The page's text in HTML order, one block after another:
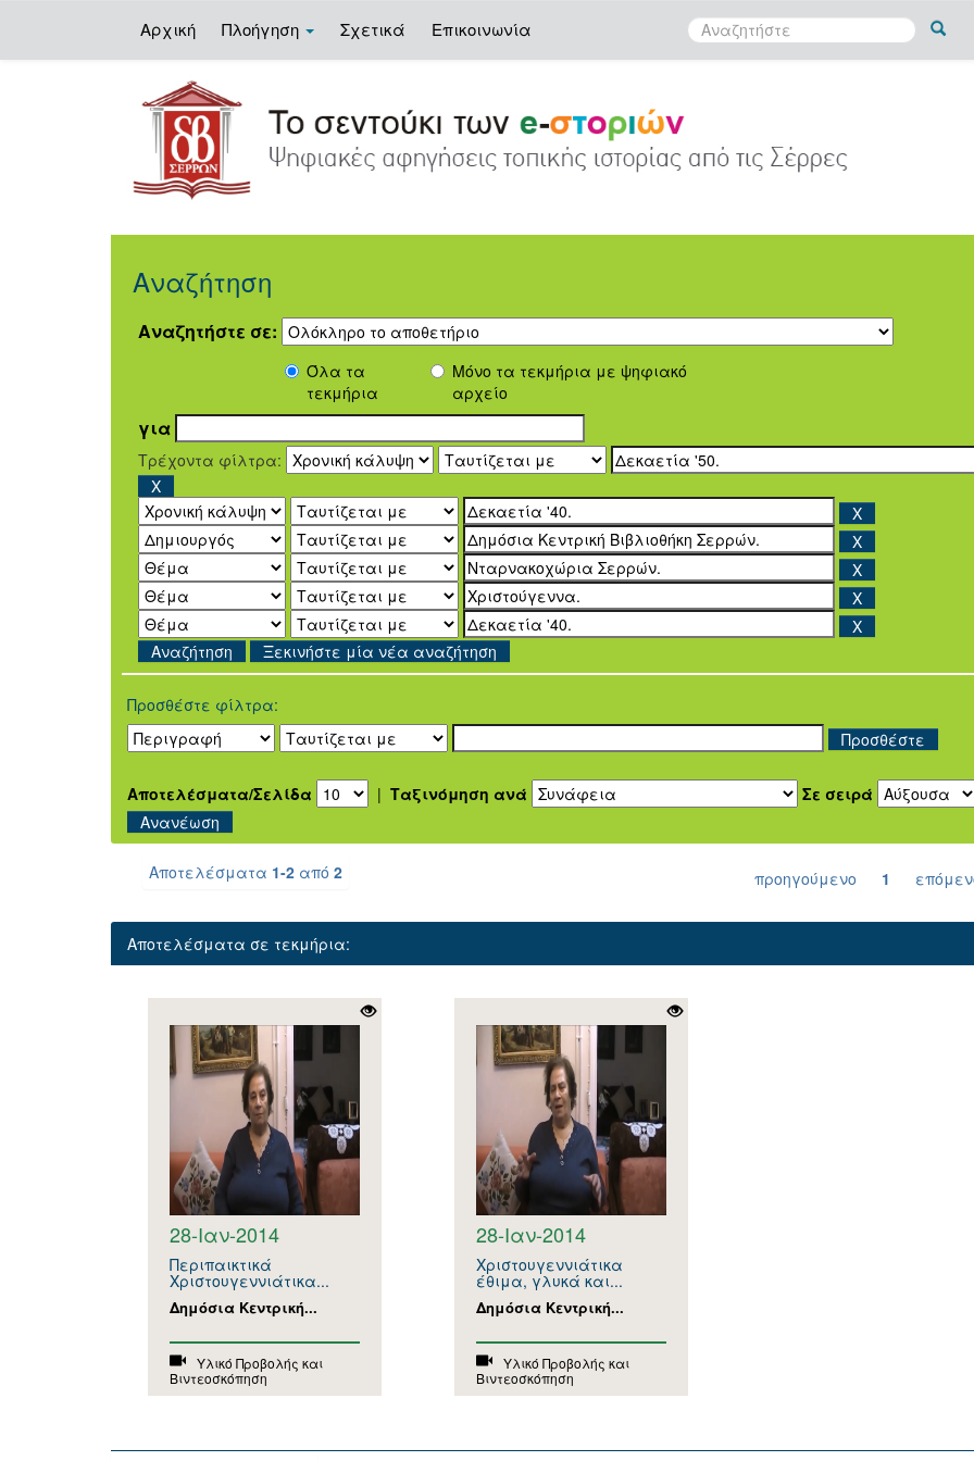
Αρχική Πλοήγηση Σχετικά Επικοινωνία
Αναζήτηση
Αναζητήστε σε:
Όλα τα
τεκμήρια
Μόνο τα τεκμήρια με ψηφιακό
αρχείο
για
Τρέχοντα φίλτρα:
Ξεκινήστε μία νέα αναζήτηση
Προσθέστε φίλτρα:
Αποτελέσματα/Σελίδα | Ταξινόμηση ανά Σε σειρά
Αποτελέσματα 1-2 από 2 προηγούμενο 1
Αποτελέσματα σε τεκμήρια:
28-Ιαν-2014
Περιπαικτικά
Χριστουγεννιάτικα...
Δημόσια Κεντρική...
Υλικό Προβολής και
Βιντεοσκόπηση
28-Ιαν-2014
Χριστουγεννιάτικα
έθιμα, γλυκά και...
Δημόσια Κεντρική...
Υλικό Προβολής και
Βιντεοσκόπηση